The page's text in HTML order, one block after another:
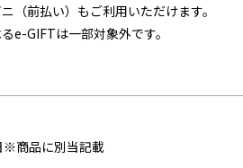
（前払い）もご利用いただけます。
e-GIFTは一部対象外です。
※商品に別当記載